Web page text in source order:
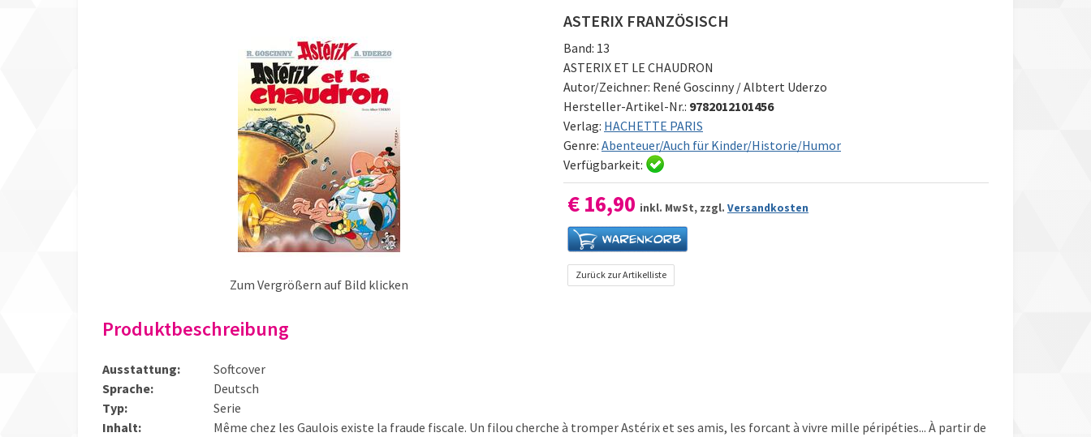
Zum Vergrößern auf Bild klicken
ASTERIX FRANZÖSISCH
Band: 13
ASTERIX ET LE CHAUDRON
Autor/Zeichner: René Goscinny / Albtert Uderzo
Hersteller-Artikel-Nr.: 9782012101456
Verlag: HACHETTE PARIS
Genre: Abenteuer/Auch für Kinder/Historie/Humor
Verfügbarkeit:
€ 16,90 inkl. MwSt, zzgl. Versandkosten
Zurück zur Artikelliste
Produktbeschreibung
Ausstattung:
Softcover
Sprache:
Deutsch
Typ:
Serie
Inhalt:
Même chez les Gaulois existe la fraude fiscale. Un filou cherche à tromper Astérix et ses amis, les forcant à vivre mille péripéties... À partir de